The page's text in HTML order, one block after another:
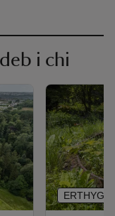
i chi
ERTHYGL